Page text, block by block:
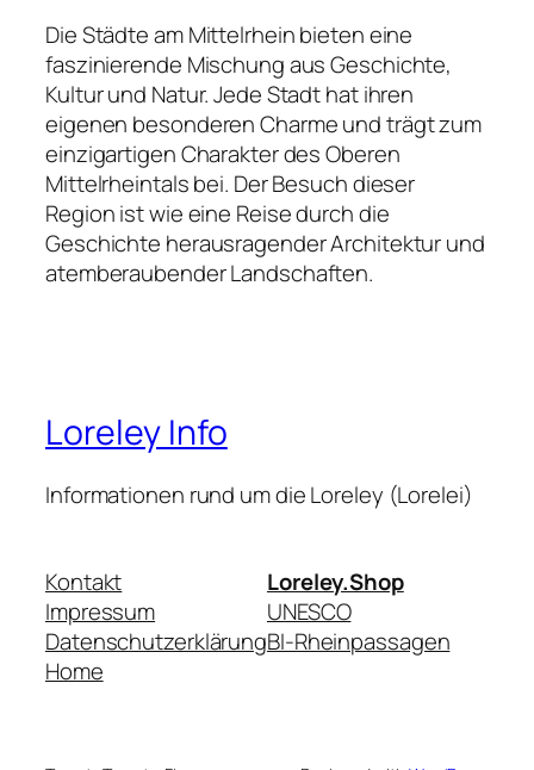
Die Städte am Mittelrhein bieten eine
faszinierende Mischung aus Geschichte,
Kultur und Natur. Jede Stadt hat ihren
eigenen besonderen Charme und trägt zum
einzigartigen Charakter des Oberen
Mittelrheintals bei. Der Besuch dieser
Region ist wie eine Reise durch die
Geschichte herausragender Architektur und
atemberaubender Landschaften.
Loreley Info
Informationen rund um die Loreley (Lorelei)
Kontakt
Impressum
Datenschutzerklärung
Home
Loreley.Shop
UNESCO
BI-Rheinpassagen